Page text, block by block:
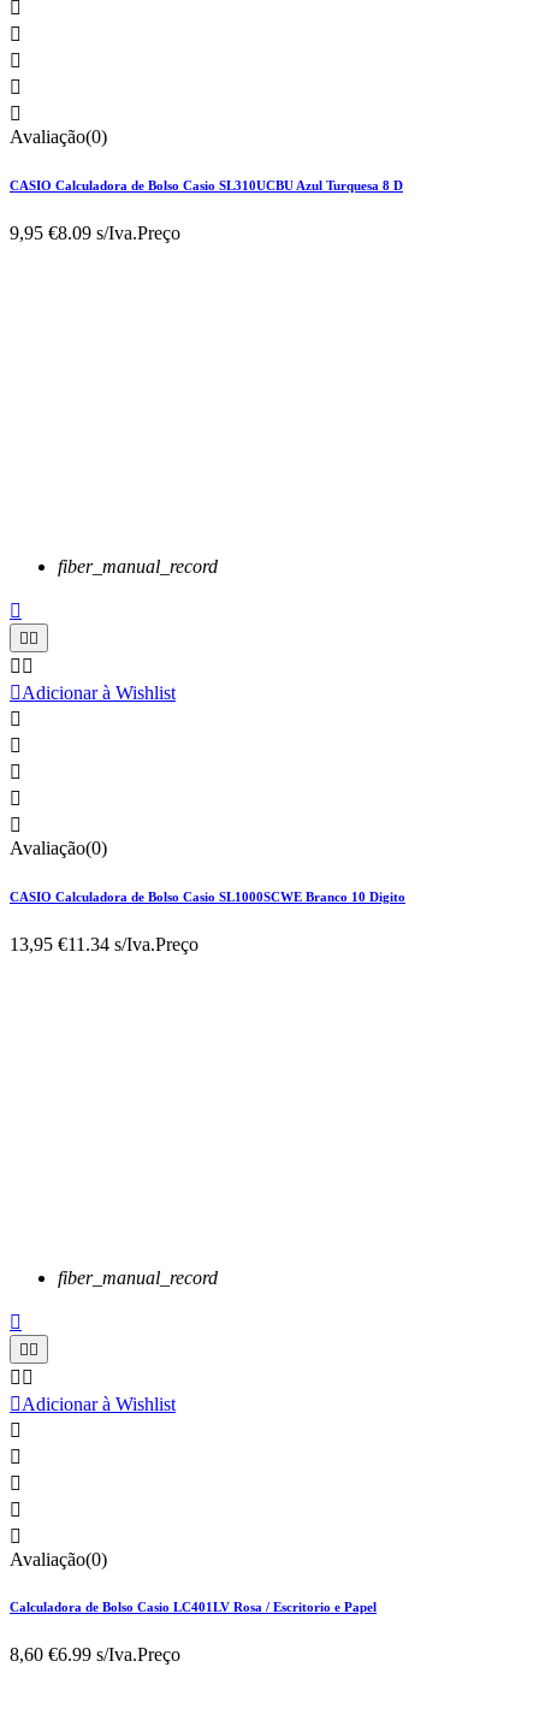





Avaliação(0)
CASIO Calculadora de Bolso Casio SL310UCBU Azul Turquesa 8 D
9,95 €8.09 s/Iva.Preço
fiber_manual_record


 
Adicionar à Wishlist





Avaliação(0)
CASIO Calculadora de Bolso Casio SL1000SCWE Branco 10 Digito
13,95 €11.34 s/Iva.Preço
fiber_manual_record


 
Adicionar à Wishlist





Avaliação(0)
Calculadora de Bolso Casio LC401LV Rosa / Escritorio e Papel
8,60 €6.99 s/Iva.Preço